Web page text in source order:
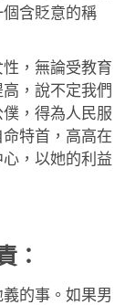
含貶意的稱
，無論受教育
，說不定我們
，得為人民服
特首，高高在
，以她的利益
：
的事。如果男